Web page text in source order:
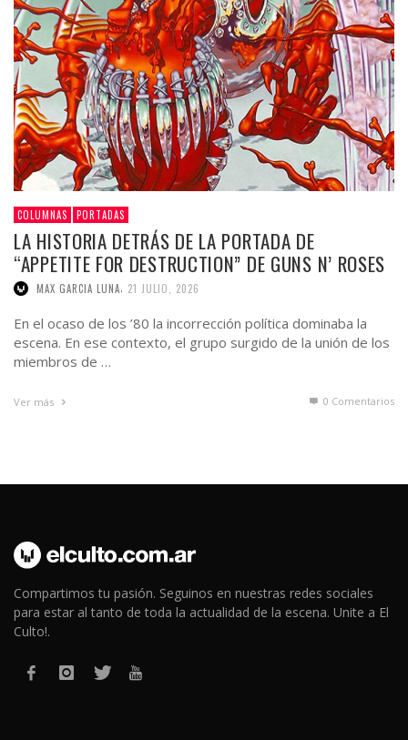
COLUMNAS PORTADAS
LA HISTORIA DETRÁS DE LA PORTADA DE
“APPETITE FOR DESTRUCTION” DE GUNS N’ ROSES
MAX GARCIA LUNA 21 JULIO, 2026
En el ocaso de los ’80 la incorrección política dominaba la
escena. En ese contexto, el grupo surgido de la unión de los
miembros de …
Ver más 0 Comentarios
Compartimos tu pasión. Seguinos en nuestras redes sociales
para estar al tanto de toda la actualidad de la escena. Unite a El
Culto!.